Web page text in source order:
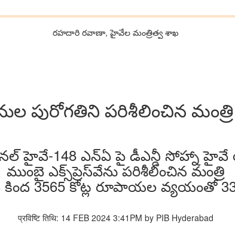
రహదారి రవాణా, హైవేల మంత్రిత్వ శాఖ
పురోగతిని పరిశీలించిన మంత్రి
148 ఎన్ఏ పై డీఎన్డీ సోహ్నా హైవే
ముంబై ఎక్స్‌ప్రెస్‌వేను పరిశీలించిన మంత్రి
3565 కోట్ల రూపాయల వ్యయంతో
प्रविष्टि तिथि: 14 FEB 2024 3:41PM by PIB Hyderabad